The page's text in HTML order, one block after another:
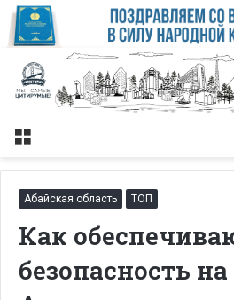
Меню
Абайская область ТОП
Как
безопасность